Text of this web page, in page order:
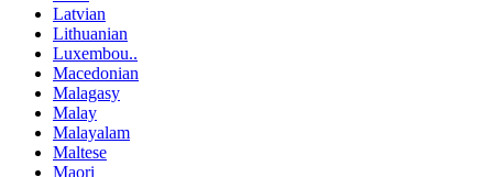
Latvian
Lithuanian
Luxembou..
Macedonian
Malagasy
Malay
Malayalam
Maltese
Maori